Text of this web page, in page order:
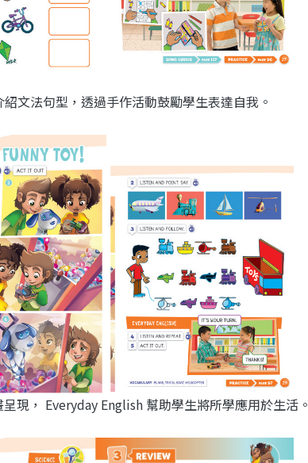
文法句型，透過手作活動鼓勵學生表達自我。
現， Everyday English 幫助學生將所學應用於生活。